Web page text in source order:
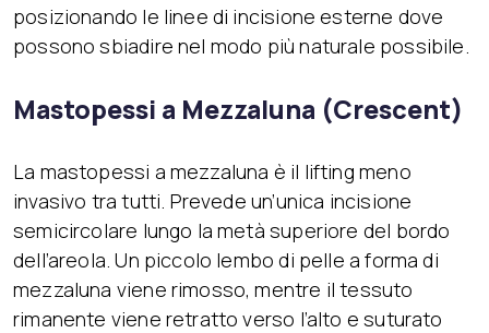
posizionando le linee di incisione esterne dove
possono sbiadire nel modo più naturale possibile.
Mastopessi a Mezzaluna (Crescent)
La mastopessi a mezzaluna è il lifting meno
invasivo tra tutti. Prevede un’unica incisione
semicircolare lungo la metà superiore del bordo
dell’areola. Un piccolo lembo di pelle a forma di
mezzaluna viene rimosso, mentre il tessuto
rimanente viene retratto verso l’alto e suturato